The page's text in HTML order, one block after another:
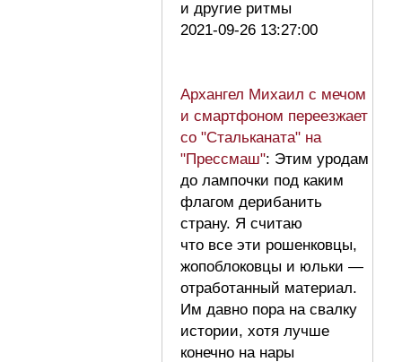
и другие ритмы
2021-09-26 13:27:00
Архангел Михаил с мечом
и смартфоном переезжает
со "Стальканата" на
"Прессмаш": Этим уродам
до лампочки под каким
флагом дерибанить
страну. Я считаю
что все эти рошенковцы,
жопоблоковцы и юльки —
отработанный материал.
Им давно пора на свалку
истории, хотя лучше
конечно на нары